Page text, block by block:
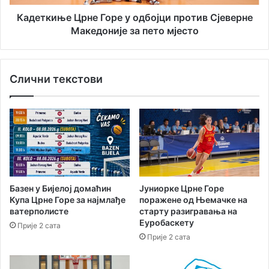
т
т
г
а
л
о
у
в
л
а
с
н
ш
е
о
у
о
д
б
о
ц
и
р
т
Кадеткиње Црне Горе у одбојци против Сјеверне
Македоније за пето мјесто
Слични текстови
Базен у Бијелој домаћин
Купа Црне Горе за најмлађе
ватерполисте
Прије 2 сата
Јуниорке Црне Горе
поражене од Њемачке на
старту разигравања на
Еуробаскету
Прије 2 сата